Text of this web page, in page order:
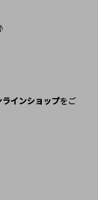
インショップをご